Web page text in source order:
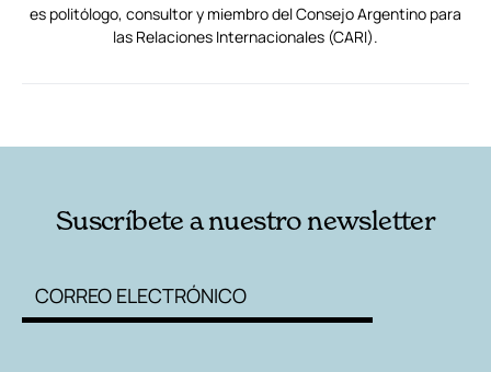
es politólogo, consultor y miembro del Consejo Argentino para
las Relaciones Internacionales (CARI).
Suscríbete a nuestro newsletter